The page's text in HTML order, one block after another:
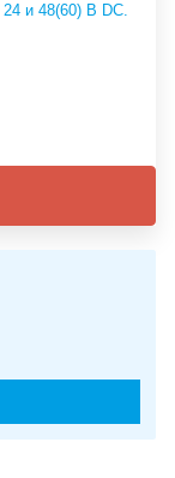
24 и 48(60) В DC.